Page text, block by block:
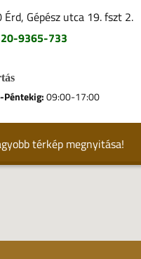
Érd, Gépész utca 19. fszt 2.
9365-733
Péntekig:09:00-17:00
térkép megnyitása!